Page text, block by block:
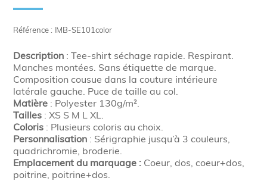
Référence : IMB-SE101color
Description : Tee-shirt séchage rapide. Respirant.
Manches montées. Sans étiquette de marque.
Composition cousue dans la couture intérieure
latérale gauche. Puce de taille au col.
Matière : Polyester 130g/m².
Tailles : XS S M L XL.
Coloris : Plusieurs coloris au choix.
Personnalisation : Sérigraphie jusqu’à 3 couleurs,
quadrichromie, broderie.
Emplacement du marquage : Coeur, dos, coeur+dos,
poitrine, poitrine+dos.